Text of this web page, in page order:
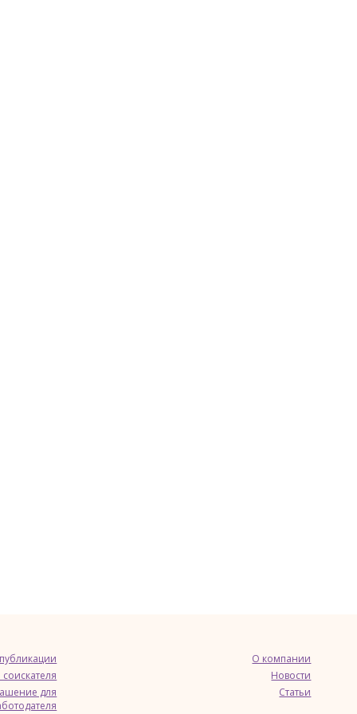
для
О компании
Новости
Статьи